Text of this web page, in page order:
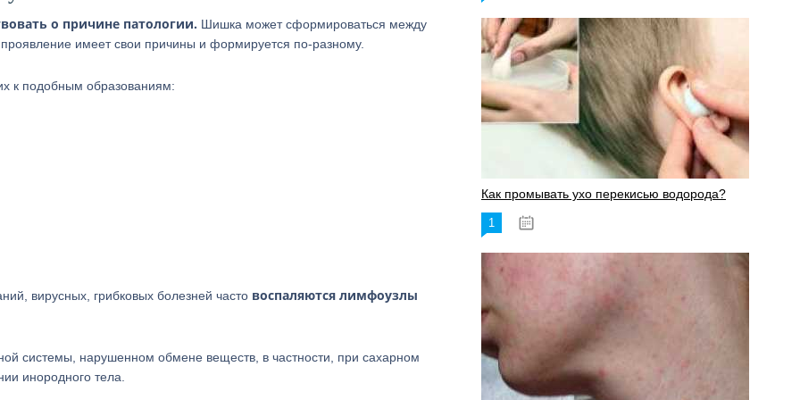
о причине патологии. Шишка может сформироваться между
имеет свои причины и формируется по-разному.
к подобным образованиям:
вирусных, грибковых болезней часто воспаляются лимфоузлы
системы, нарушенном обмене веществ, в частности, при сахарном
инородного тела.
Как промывать ухо перекисью водорода?
1